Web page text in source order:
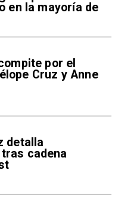
en la mayoría de
por el
Cruz y Anne
detalla
cadena